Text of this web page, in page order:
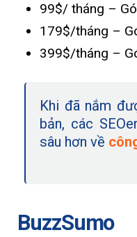
99$/ tháng –
179$/tháng –
399$/tháng –
Khi đã nắm
bản, các
sâu hơn về
BuzzSumo